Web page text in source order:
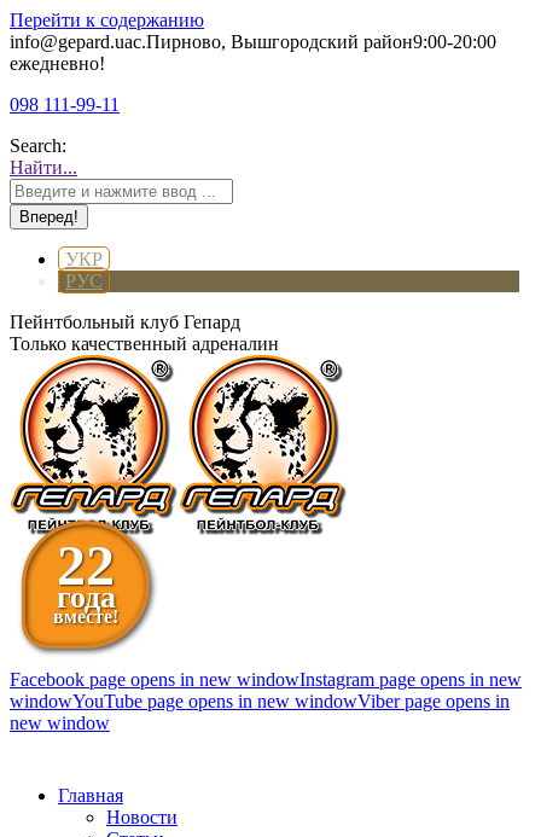
Перейти к содержанию
info@gepard.uaс.Пирново, Вышгородский район9:00-20:00
ежедневно!
098 111-99-11
Search:
Найти...
УКР
РУС
Пейнтбольный клуб Гепард
Только качественный адреналин
22
года
вместе!
Facebook page opens in new windowInstagram page opens in new
windowYouTube page opens in new windowViber page opens in
new window
Главная
Новости